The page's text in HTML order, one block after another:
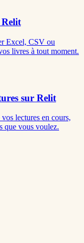
Relit
Excel, CSV ou
livres à tout moment.
sur Relit
lectures en cours,
que vous voulez.